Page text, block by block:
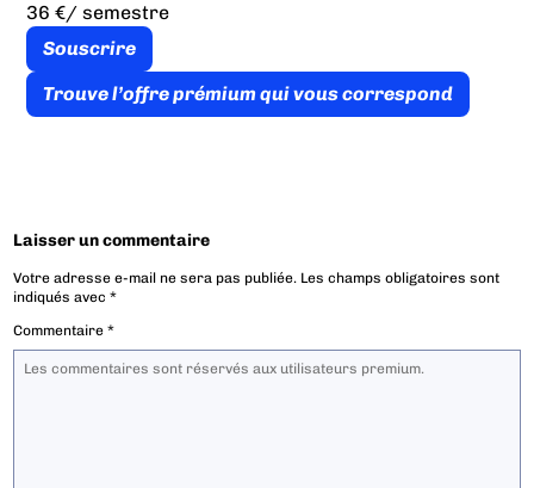
36 €/ semestre
Souscrire
Trouve l’offre prémium qui vous correspond
Laisser un commentaire
Votre adresse e-mail ne sera pas publiée. Les champs obligatoires sont
indiqués avec*
Commentaire*